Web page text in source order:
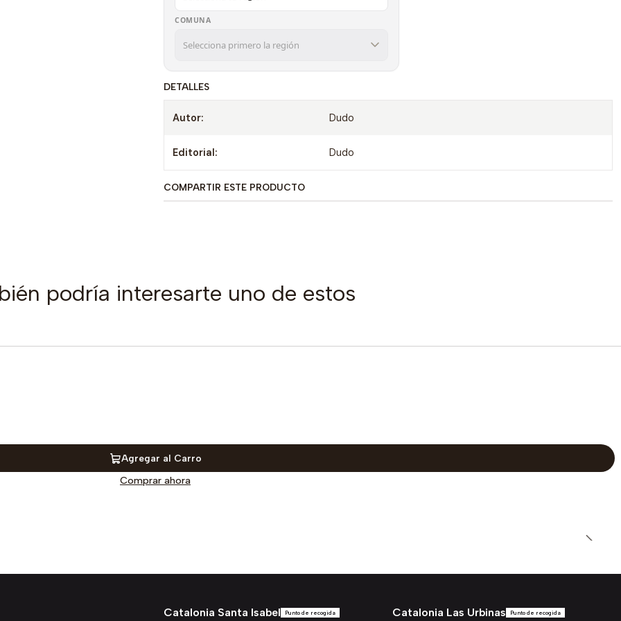
COMUNA
DETALLES
Autor: Dudo
Editorial: Dudo
COMPARTIR ESTE PRODUCTO
podría interesarte uno de estos
Agregar al Carro
Comprar ahora
Catalonia Santa Isabel Punto de recogida Catalonia Las Urbinas Punto de recogida